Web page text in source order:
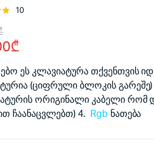
შეფასება
10
₾
ეს კლავიატურა თქვენთვის
(ციფრული ბლოკის გარეშე)
ორიგინალი კაბელი რომ
ჩაანაცვლებთ) 4.
Rgb ნათება